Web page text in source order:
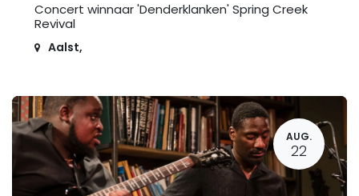
Concert winnaar 'Denderklanken' Spring Creek
Revival
Aalst,
AUG.
22